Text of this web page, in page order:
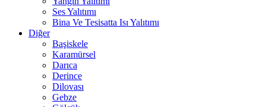
Ses Yalıtımı
Bina Ve Tesisatta Isı Yalıtımı
Diğer
Başiskele
Karamürsel
Darıca
Derince
Dilovası
Gebze